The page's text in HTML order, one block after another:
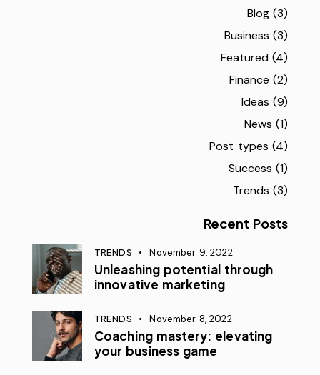
Blog (3)
Business (3)
Featured (4)
Finance (2)
Ideas (9)
News (1)
Post types (4)
Success (1)
Trends (3)
Recent Posts
TRENDS November 9, 2022
Unleashing potential through
innovative marketing
TRENDS November 8, 2022
Coaching mastery: elevating
your business game